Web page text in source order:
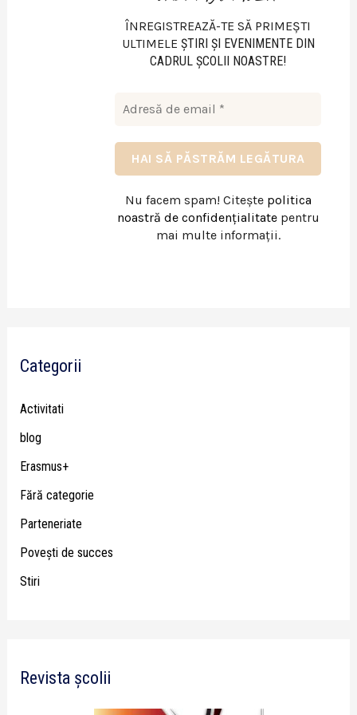
ÎNREGISTREAZĂ-TE SĂ PRIMEȘTI
ULTIMELE ŞTIRI ŞI EVENIMENTE DIN
CADRUL ŞCOLII NOASTRE!
Nu facem spam! Citește politica
noastră de confidențialitatepentru
mai multe informații.
Categorii
Activitati
blog
Erasmus+
Fără categorie
Parteneriate
Poveşti de succes
Stiri
Revista școlii